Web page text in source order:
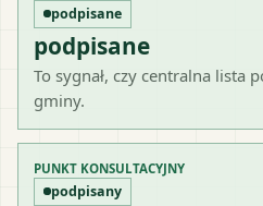
podpisane
podpisane
To sygnał, czy centralna lista
gminy.
PUNKT KONSULTACYJNY
podpisany